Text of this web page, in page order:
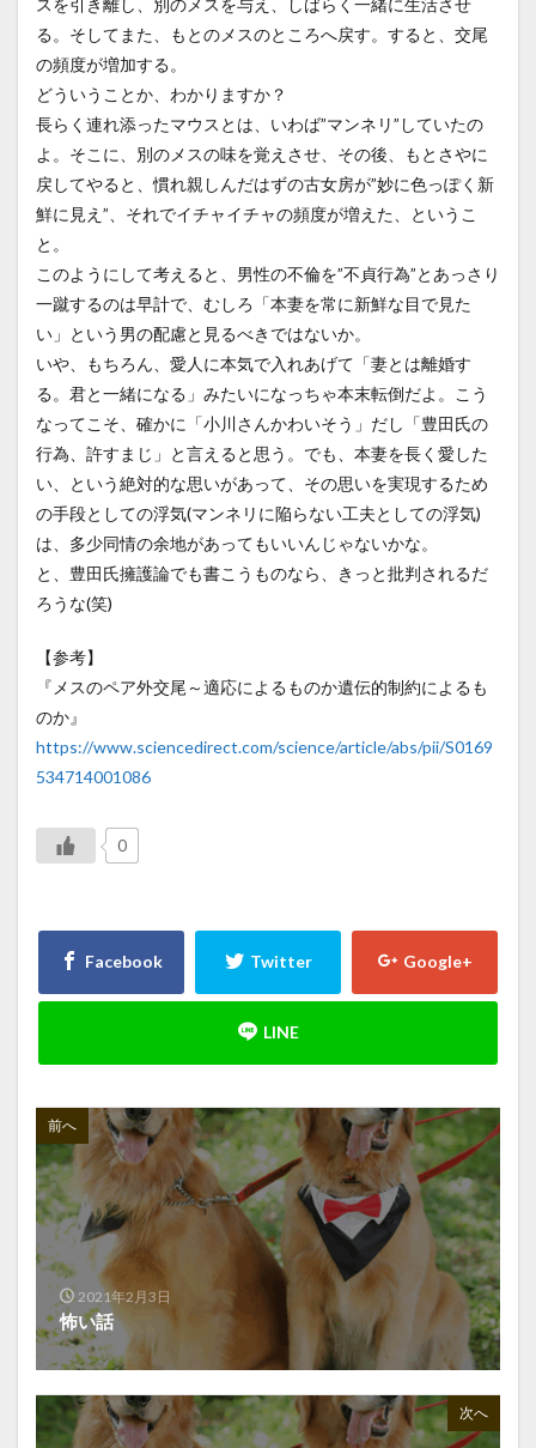
スを引き離し、別のメスを与え、しばらく一緒に生活させ
る。そしてまた、もとのメスのところへ戻す。すると、交尾
の頻度が増加する。
どういうことか、わかりますか？
長らく連れ添ったマウスとは、いわば”マンネリ”していたの
よ。そこに、別のメスの味を覚えさせ、その後、もとさやに
戻してやると、慣れ親しんだはずの古女房が”妙に色っぽく新
鮮に見え”、それでイチャイチャの頻度が増えた、というこ
と。
このようにして考えると、男性の不倫を”不貞行為”とあっさり
一蹴するのは早計で、むしろ「本妻を常に新鮮な目で見た
い」という男の配慮と見るべきではないか。
いや、もちろん、愛人に本気で入れあげて「妻とは離婚す
る。君と一緒になる」みたいになっちゃ本末転倒だよ。こう
なってこそ、確かに「小川さんかわいそう」だし「豊田氏の
行為、許すまじ」と言えると思う。でも、本妻を長く愛した
い、という絶対的な思いがあって、その思いを実現するため
の手段としての浮気(マンネリに陥らない工夫としての浮気)
は、多少同情の余地があってもいいんじゃないかな。
と、豊田氏擁護論でも書こうものなら、きっと批判されるだ
ろうな(笑)
【参考】
『メスのペア外交尾～適応によるものか遺伝的制約によるも
のか』
https://www.sciencedirect.com/science/article/abs/pii/S0169
534714001086
0
前へ
2021年2月3日
怖い話
次へ